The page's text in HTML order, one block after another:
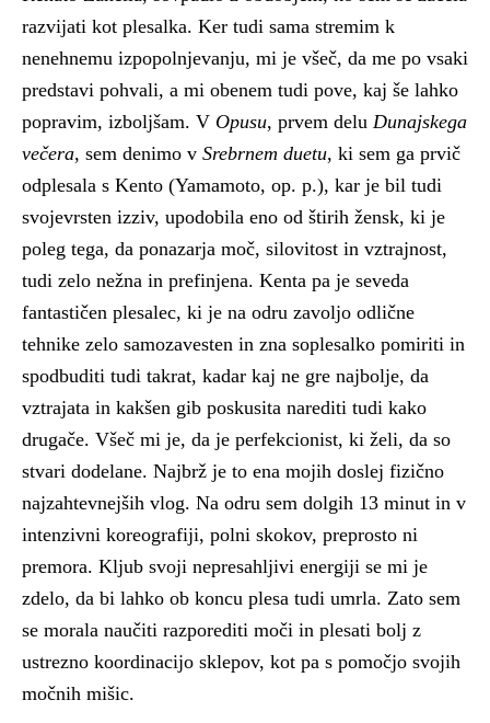
razvijati kot plesalka. Ker tudi sama stremim k
nenehnemu izpopolnjevanju, mi je všeč, da me po vsaki
predstavi pohvali, a mi obenem tudi pove, kaj še lahko
popravim, izboljšam. V Opusu, prvem delu Dunajskega
večera, sem denimo v Srebrnem duetu, ki sem ga prvič
odplesala s Kento (Yamamoto, op. p.), kar je bil tudi
svojevrsten izziv, upodobila eno od štirih žensk, ki je
poleg tega, da ponazarja moč, silovitost in vztrajnost,
tudi zelo nežna in prefinjena. Kenta pa je seveda
fantastičen plesalec, ki je na odru zavoljo odlične
tehnike zelo samozavesten in zna soplesalko pomiriti in
spodbuditi tudi takrat, kadar kaj ne gre najbolje, da
vztrajata in kakšen gib poskusita narediti tudi kako
drugače. Všeč mi je, da je perfekcionist, ki želi, da so
stvari dodelane. Najbrž je to ena mojih doslej fizično
najzahtevnejših vlog. Na odru sem dolgih 13 minut in v
intenzivni koreografiji, polni skokov, preprosto ni
premora. Kljub svoji nepresahljivi energiji se mi je
zdelo, da bi lahko ob koncu plesa tudi umrla. Zato sem
se morala naučiti razporediti moči in plesati bolj z
ustrezno koordinacijo sklepov, kot pa s pomočjo svojih
močnih mišic.